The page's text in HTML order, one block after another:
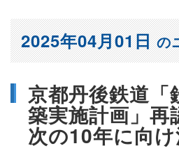
京都丹後鉄道「
築実施計画」再
次の10年に向
2025年04月01日の